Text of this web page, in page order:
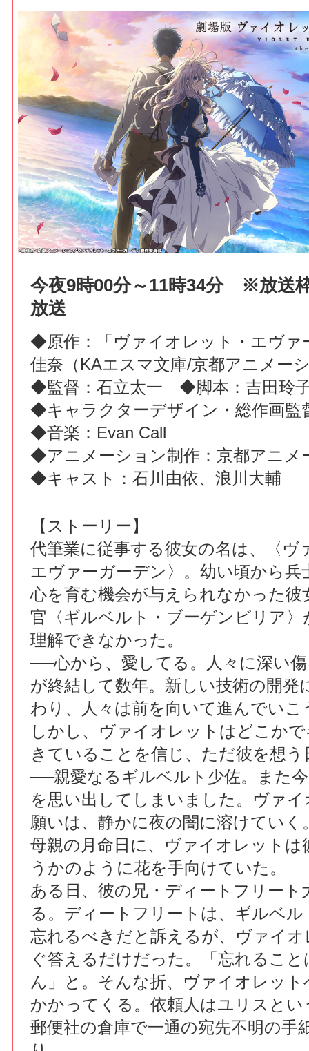
今夜9時00分～11時34分 ※放送
放送
◆原作：「ヴァイオレット・エヴァ
佳奈（KAエスマ文庫/京都アニメー
◆監督：石立太一 ◆脚本：吉田玲
◆キャラクターデザイン・総作画
◆音楽：Evan Call
◆アニメーション制作：京都アニメ
◆キャスト：石川由依、浪川大輔
【ストーリー】
代筆業に従事する彼女の名は、〈ヴ
エヴァーガーデン〉。幼い頃から兵
心を育む機会が与えられなかった彼
官〈ギルベルト・ブーゲンビリア〉
理解できなかった。
──心から、愛してる。人々に深い
が終結して数年。新しい技術の開発
わり、人々は前を向いて進んでい
しかし、ヴァイオレットはどこか
きていることを信じ、ただ彼を想
──親愛なるギルベルト少佐。また
を思い出してしまいました。ヴァ
願いは、静かに夜の闇に溶けてい
母親の月命日に、ヴァイオレットは
うかのように花を手向けていた。
ある日、彼の兄・ディートフリート
る。ディートフリートは、ギルベ
忘れるべきだと訴えるが、ヴァイ
ぐ答えるだけだった。「忘れるこ
ん」と。そんな折、ヴァイオレッ
かかってくる。依頼人はユリスとい
郵便社の倉庫で一通の宛先不明の手